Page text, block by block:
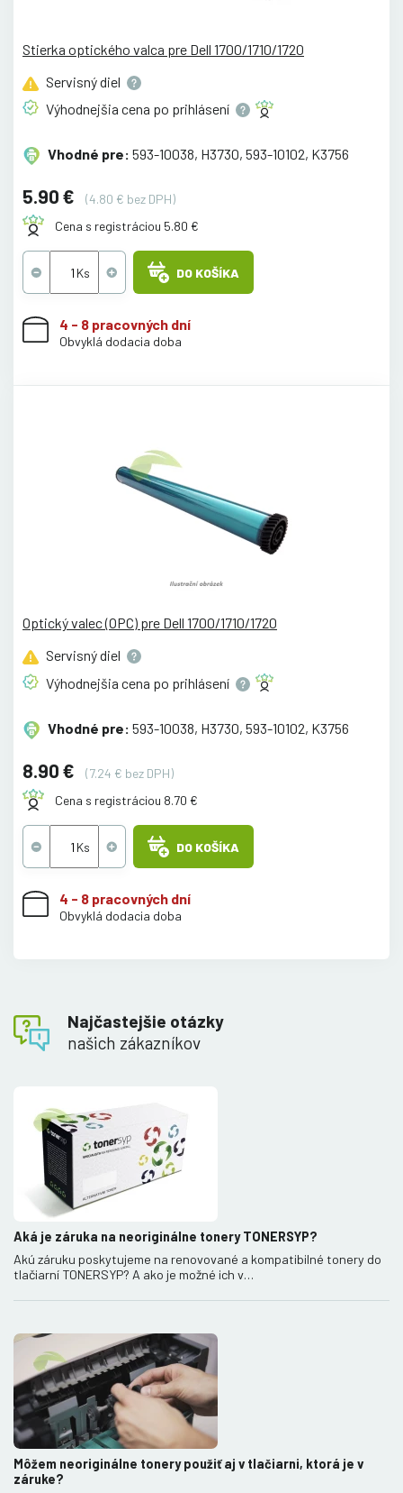
Stierka optického valca pre Dell 1700/1710/1720
Servisnýdiel
Výhodnejšia cena po prihlásení
Vhodné pre: 593-10038, H3730, 593-10102, K3756
5.90 €
(4.80 € bez DPH)
Cena s registráciou 5.80 €
DO KOŠÍKA
4 - 8 pracovných dní
Obvyklá dodacia doba
Optický valec (OPC) pre Dell 1700/1710/1720
Servisnýdiel
Výhodnejšia cena po prihlásení
Vhodné pre: 593-10038, H3730, 593-10102, K3756
8.90 €
(7.24 € bez DPH)
Cena s registráciou 8.70 €
DO KOŠÍKA
4 - 8 pracovných dní
Obvyklá dodacia doba
Najčastejšie otázky
našich zákazníkov
Aká je záruka na neoriginálne tonery TONERSYP?
Akú záruku poskytujeme na renovované a kompatibilné tonery do
tlačiarní TONERSYP? A ako je možné ich v…
Môžem neoriginálne tonery použiť aj v tlačiarni, ktorá je v
záruke?